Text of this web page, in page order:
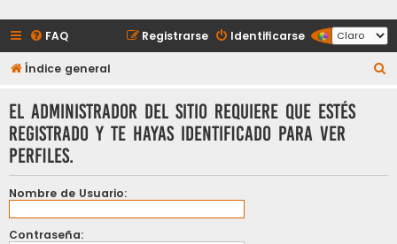
FAQ Identificarse
Registrarse
Índice general
El administrador del sitio requiere que estés
registrado y te hayas identificado para ver
perfiles.
Nombre de Usuario:
Contraseña: